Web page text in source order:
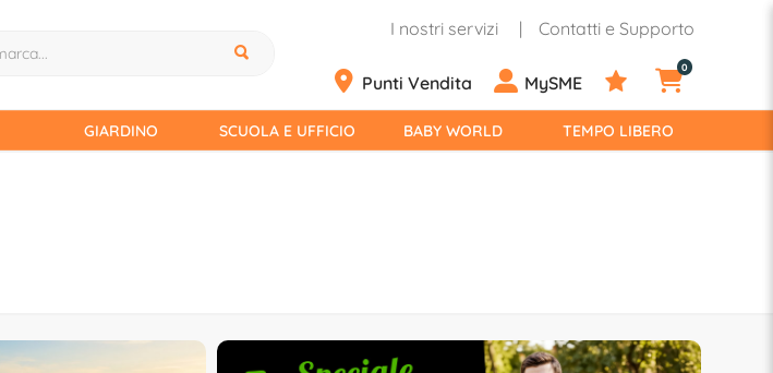
I nostri servizi Contatti e Supporto
Punti Vendita MySME
0
GIARDINO SCUOLA E UFFICIO BABY WORLD TEMPO LIBERO